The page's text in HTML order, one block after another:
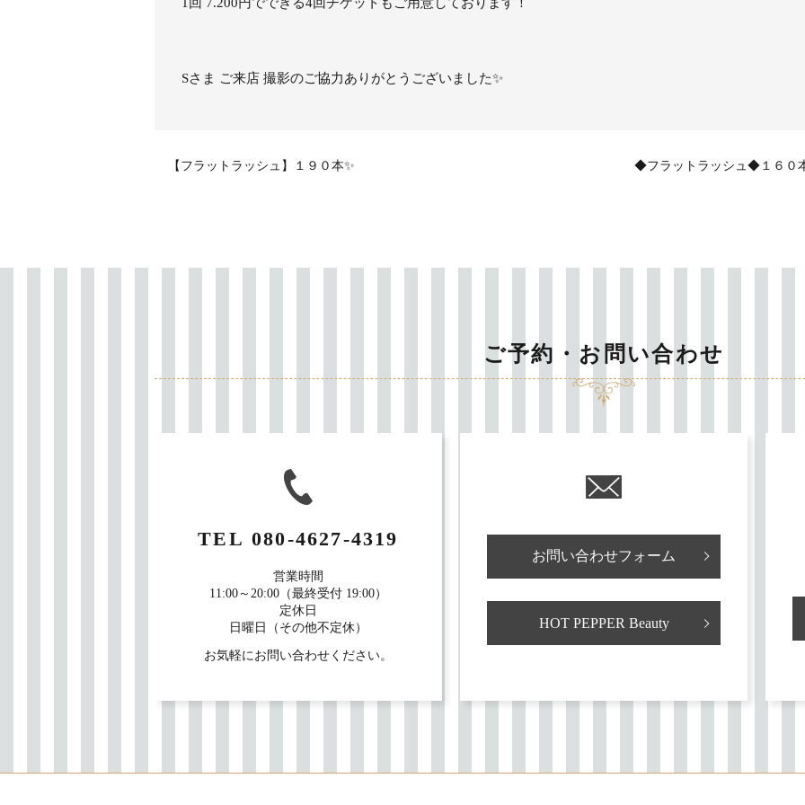
1回 7.200円でできる4回チケットもご用意しております！
Sさま ご来店 撮影のご協力ありがとうございました✨
【フラットラッシュ】１９０本✨ ◆フラットラッシュ◆１６０
ご予約・お問い合わせ
TEL080-4627-4319
営業時間
11:00～20:00（最終受付 19:00）
定休日
日曜日（その他不定休）
お気軽にお問い合わせください。
お問い合わせフォーム
HOT PEPPER Beauty